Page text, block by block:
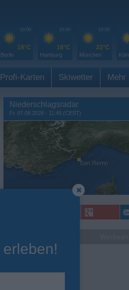
10:00
19°C
Berlin
10:00
18°C
Hamburg
10:00
22°C
München Köln
Profi-Karten Skiwetter Mehr
Niederschlagsradar
Fr. 07.08.2026 - 11:45 (CEST)
San Remo
erleben!